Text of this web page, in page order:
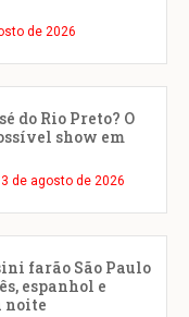
de 2026
do Rio Preto? O
show em
3 de agosto de 2026
farão São Paulo
espanhol e
noite